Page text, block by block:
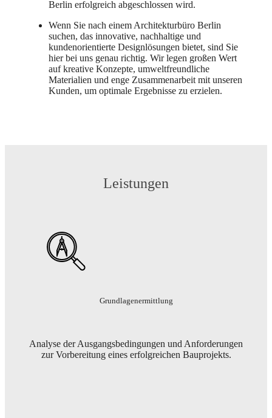
Berlin erfolgreich abgeschlossen wird.
Wenn Sie nach einem Architekturbüro Berlin
suchen, das innovative, nachhaltige und
kundenorientierte Designlösungen bietet, sind Sie
hier bei uns genau richtig. Wir legen großen Wert
auf kreative Konzepte, umweltfreundliche
Materialien und enge Zusammenarbeit mit unseren
Kunden, um optimale Ergebnisse zu erzielen.
Leistungen
Grundlagenermittlung
Analyse der Ausgangsbedingungen und Anforderungen
zur Vorbereitung eines erfolgreichen Bauprojekts.